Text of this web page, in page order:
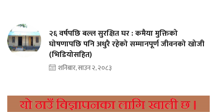
२६ वर्षपछि बल्ल सुरक्षित घर : कमैया मुक्तिको
घोषणापछि पनि अधुरै रहेको सम्मानपूर्ण जीवनको खोजी
(भिडियोसहित)
शनिबार, साउन २, २०८३